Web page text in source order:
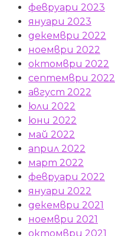
февруари 2023
януари 2023
декември 2022
ноември 2022
октомври 2022
септември 2022
август 2022
юли 2022
юни 2022
май 2022
април 2022
март 2022
февруари 2022
януари 2022
декември 2021
ноември 2021
октомври 2021